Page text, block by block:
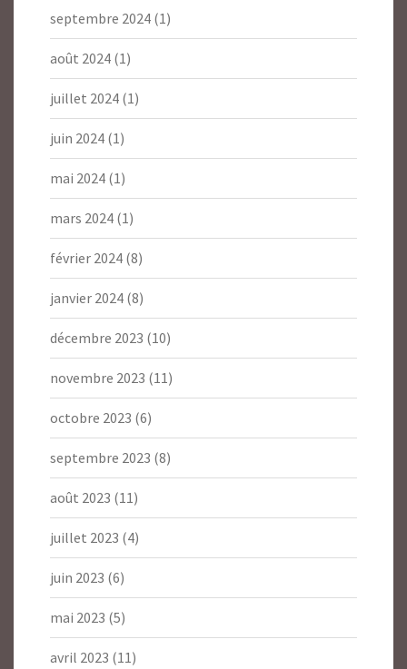
septembre 2024 (1)
août 2024 (1)
juillet 2024 (1)
juin 2024 (1)
mai 2024 (1)
mars 2024 (1)
février 2024 (8)
janvier 2024 (8)
décembre 2023 (10)
novembre 2023 (11)
octobre 2023 (6)
septembre 2023 (8)
août 2023 (11)
juillet 2023 (4)
juin 2023 (6)
mai 2023 (5)
avril 2023 (11)